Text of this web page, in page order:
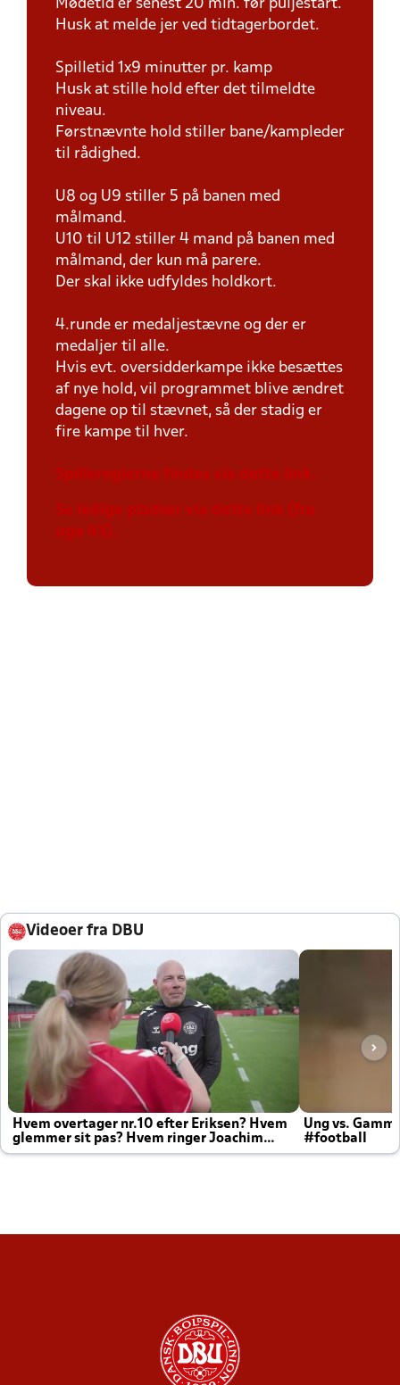
Mødetid er senest 20 min. før puljestart.
Husk at melde jer ved tidtagerbordet.
Spilletid 1x9 minutter pr. kamp
Husk at stille hold efter det tilmeldte
niveau.
Førstnævnte hold stiller bane/kampleder
til rådighed.
U8 og U9 stiller 5 på banen med
målmand.
U10 til U12 stiller 4 mand på banen med
målmand, der kun må parere.
Der skal ikke udfyldes holdkort.
4.runde er medaljestævne og der er
medaljer til alle.
Hvis evt. oversidderkampe ikke besættes
af nye hold, vil programmet blive ændret
dagene op til stævnet, så der stadig er
fire kampe til hver.
Spillereglerne findes via dette link.
Se ledige pladser via dette link (fra
uge 43).
Videoer fra DBU
Hvem overtager nr.10 efter Eriksen? Hvem
glemmer sit pas? Hvem ringer Joachim
altid til efter kampe?
Ung vs.
#football